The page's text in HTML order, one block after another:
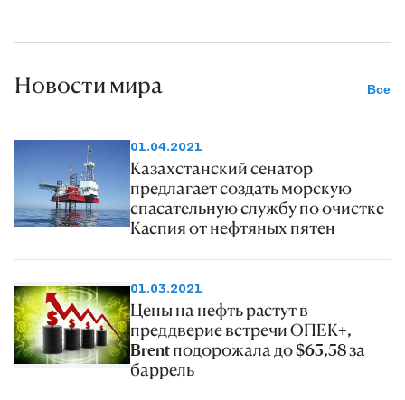
Новости мира Все
01.04.2021
Казахстанский сенатор
предлагает создать морскую
спасательную службу по очистке
Каспия от нефтяных пятен
01.03.2021
Цены на нефть растут в
преддверие встречи ОПЕК+,
Brent подорожала до $65,58 за
баррель